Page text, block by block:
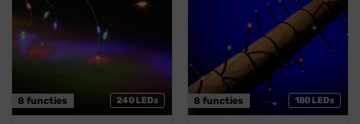
240 LEDs
8 functies 180 LEDs
8 functies